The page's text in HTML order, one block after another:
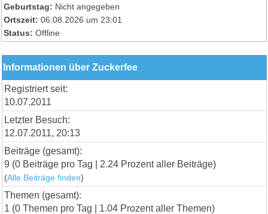
Geburtstag: Nicht angegeben
Ortszeit: 06.08.2026 um 23:01
Status: Offline
Informationen über Zuckerfee
Registriert seit:
10.07.2011
Letzter Besuch:
12.07.2011, 20:13
Beiträge (gesamt):
9 (0 Beiträge pro Tag | 2.24 Prozent aller Beiträge)
(Alle Beiträge finden)
Themen (gesamt):
1 (0 Themen pro Tag | 1.04 Prozent aller Themen)